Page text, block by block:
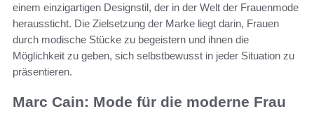
einem einzigartigen Designstil, der in der Welt der Frauenmode
heraussticht. Die Zielsetzung der Marke liegt darin, Frauen
durch modische Stücke zu begeistern und ihnen die
Möglichkeit zu geben, sich selbstbewusst in jeder Situation zu
präsentieren.
Marc Cain: Mode für die moderne Frau